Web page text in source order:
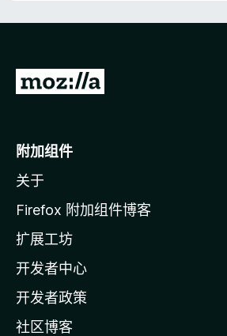
转
o
i
l
a
主
页
附加组件
关于
Firefox 附加组件博客
扩展工坊
开发者中心
开发者政策
社区博客